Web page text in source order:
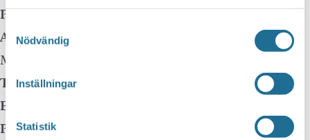
Nödvändig
Inställningar
Statistik
Plats:Charlottenborgs slott
Adress: Strandvägen 71
Motala
Telefon:0141-225046
E-mail:
Pris:100:-